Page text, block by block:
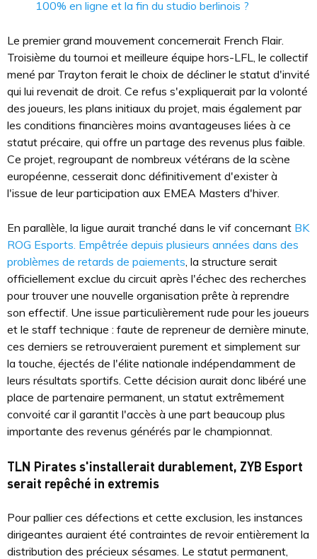
100% en ligne et la fin du studio berlinois ?
Le premier grand mouvement concernerait French Flair.
Troisième du tournoi et meilleure équipe hors-LFL, le collectif
mené par Trayton ferait le choix de décliner le statut d'invité
qui lui revenait de droit. Ce refus s'expliquerait par la volonté
des joueurs, les plans initiaux du projet, mais également par
les conditions financières moins avantageuses liées à ce
statut précaire, qui offre un partage des revenus plus faible.
Ce projet, regroupant de nombreux vétérans de la scène
européenne, cesserait donc définitivement d'exister à
l'issue de leur participation aux EMEA Masters d'hiver.
En parallèle, la ligue aurait tranché dans le vif concernant BK
ROG Esports. Empêtrée depuis plusieurs années dans des
problèmes de retards de paiements, la structure serait
officiellement exclue du circuit après l'échec des recherches
pour trouver une nouvelle organisation prête à reprendre
son effectif. Une issue particulièrement rude pour les joueurs
et le staff technique : faute de repreneur de dernière minute,
ces derniers se retrouveraient purement et simplement sur
la touche, éjectés de l'élite nationale indépendamment de
leurs résultats sportifs. Cette décision aurait donc libéré une
place de partenaire permanent, un statut extrêmement
convoité car il garantit l'accès à une part beaucoup plus
importante des revenus générés par le championnat.
TLN Pirates s'installerait durablement, ZYB Esport
serait repêché in extremis
Pour pallier ces défections et cette exclusion, les instances
dirigeantes auraient été contraintes de revoir entièrement la
distribution des précieux sésames. Le statut permanent,